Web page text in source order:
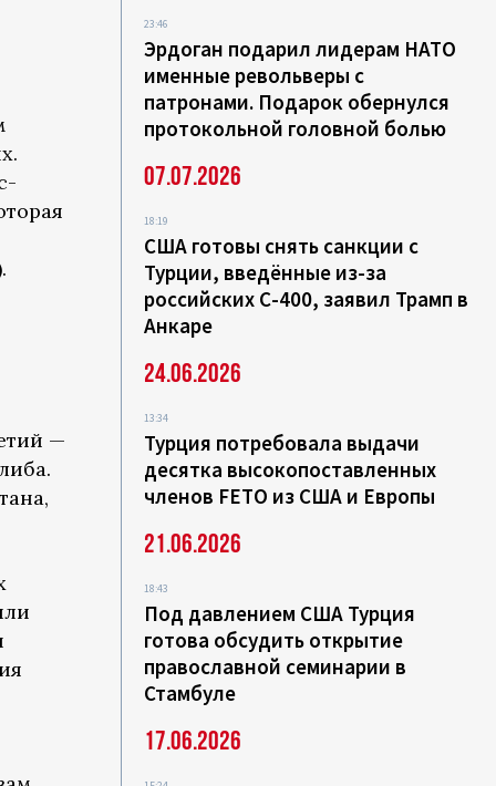
—
23:46
Эрдоган подарил лидерам НАТО
именные револьверы с
патронами. Подарок обернулся
протокольной головной болью
07.07.2026
18:19
США готовы снять санкции с
Турции, введённые из-за
российских С-400, заявил Трамп в
Анкаре
24.06.2026
13:34
Турция потребовала выдачи
десятка высокопоставленных
членов FETО из США и Европы
21.06.2026
18:43
Под давлением США Турция
готова обсудить открытие
православной семинарии в
Стамбуле
17.06.2026